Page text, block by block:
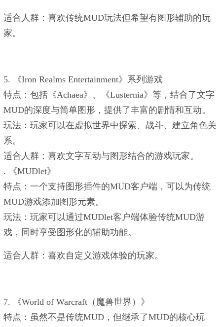
‌适合人群‌：喜欢传统MUD玩法但希望有图形辅助的玩
家。
5. ‌《Iron Realms Entertainment》系列游戏‌
‌特点‌：包括《Achaea》、《Lusternia》等，结合了文字
MUD的深度与简单图形，提供了丰富的剧情和互动‌。
‌玩法‌：玩家可以在虚拟世界中探索、战斗、建立角色关
系。
‌适合人群‌：喜欢文字互动与图形结合的游戏玩家。
. ‌《MUDlet》‌
‌特点‌：一个支持图形插件的MUD客户端，可以为传统
MUD游戏添加图形元素‌。
‌玩法‌：玩家可以通过MUDlet客户端体验传统MUD游
戏，同时享受图形化的辅助功能。
‌适合人群‌：喜欢自定义游戏体验的玩家。
7. ‌《World of Warcraft（魔兽世界）》‌
‌特点‌：虽然不是传统MUD，但继承了MUD的核心玩